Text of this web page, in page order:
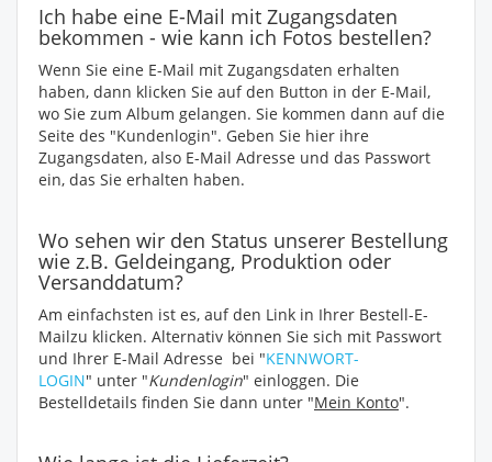
Ich habe eine E-Mail mit Zugangsdaten
bekommen - wie kann ich Fotos bestellen?
Wenn Sie eine E-Mail mit Zugangsdaten erhalten
haben, dann klicken Sie auf den Button in der E-Mail,
wo Sie zum Album gelangen. Sie kommen dann auf die
Seite des "Kundenlogin". Geben Sie hier ihre
Zugangsdaten, also E-Mail Adresse und das Passwort
ein, das Sie erhalten haben.
Wo sehen wir den Status unserer Bestellung
wie z.B. Geldeingang, Produktion oder
Versanddatum?
Am einfachsten ist es, auf den Link in Ihrer Bestell-E-
Mailzu klicken. Alternativ können Sie sich mit Passwort
und Ihrer E-Mail Adresse bei "KENNWORT-
LOGIN" unter "Kundenlogin" einloggen. Die
Bestelldetails finden Sie dann unter "Mein Konto".